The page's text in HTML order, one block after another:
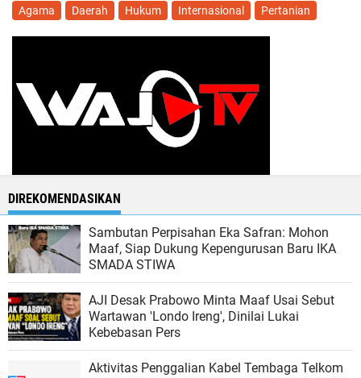
Agama Daerah Hukum Internasional Pertanian
DIREKOMENDASIKAN
Sambutan Perpisahan Eka Safran: Mohon
Maaf, Siap Dukung Kepengurusan Baru IKA
SMADA STIWA
AJI Desak Prabowo Minta Maaf Usai Sebut
Wartawan 'Londo Ireng', Dinilai Lukai
Kebebasan Pers
Aktivitas Penggalian Kabel Tembaga Telkom